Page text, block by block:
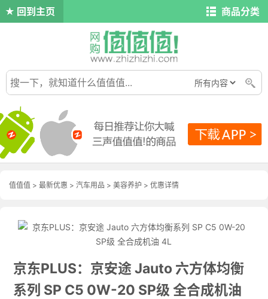
回到主页 商品分类
值值值 > 最新优惠 > 汽车用品 > 美容养护 > 优惠详情
京东PLUS：京安途 Jauto 六方体均衡
系列 SP C5 0W-20 SP级 全合成机油